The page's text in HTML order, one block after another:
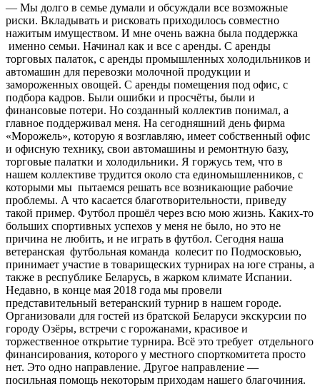
— Мы долго в семье думали и обсуждали все возможные
риски. Вкладывать и рисковать приходилось совместно
нажитым имуществом. И мне очень важна была поддержка
именно семьи. Начинал как и все с аренды. С аренды
торговых палаток, с аренды промышленных холодильников и
автомашин для перевозки молочной продукции и
замороженных овощей. С аренды помещения под офис, с
подбора кадров. Были ошибки и просчёты, были и
финансовые потери. Но созданный коллектив понимал, а
главное поддерживал меня. На сегодняшний день фирма
«Морожель», которую я возглавляю, имеет собственный офис
и офисную технику, свои автомашины и ремонтную базу,
торговые палатки и холодильники. Я горжусь тем, что в
нашем коллективе трудится около ста единомышленников, с
которыми мы пытаемся решать все возникающие рабочие
проблемы. А что касается благотворительности, приведу
такой пример. Футбол прошёл через всю мою жизнь. Каких-то
больших спортивных успехов у меня не было, но это не
причина не любить, и не играть в футбол. Сегодня наша
ветеранская футбольная команда колесит по Подмосковью,
принимает участие в товарищеских турнирах на юге страны, а
также в республике Беларусь, в жарком климате Испании.
Недавно, в конце мая 2018 года мы провели
представительный ветеранский турнир в нашем городе.
Организовали для гостей из братской Беларуси экскурсии по
городу Озёры, встречи с горожанами, красивое и
торжественное открытие турнира. Всё это требует отдельного
финансирования, которого у местного спорткомитета просто
нет. Это одно направление. Другое направление —
посильная помощь некоторым приходам нашего благочиния.